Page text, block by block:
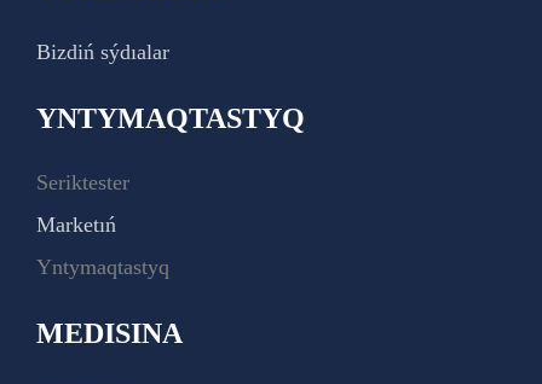
Bizdiń sýdıalar
YNTYMAQTASTYQ
Seriktester
Marketıń
Yntymaqtastyq
MEDISINA